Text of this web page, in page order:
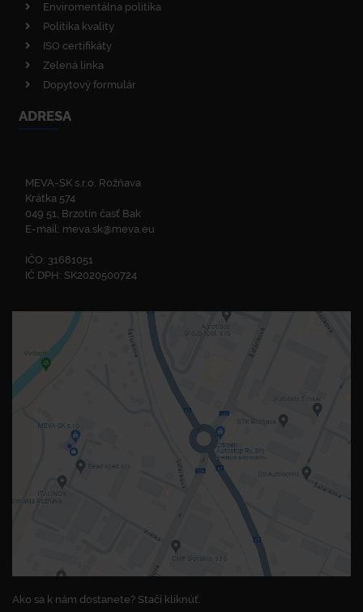
Enviromentálna politika
Politika kvality
ISO certifikáty
Zelená linka
Dopytový formulár
ADRESA
MEVA-SK s.r.o. Rožňava
Krátka 574
049 51, Brzotín časť Bak
E-mail: meva.sk@meva.eu
IČO: 31681051
IČ DPH: SK2020500724
Ako sa k nám dostanete? Stačí kliknúť.